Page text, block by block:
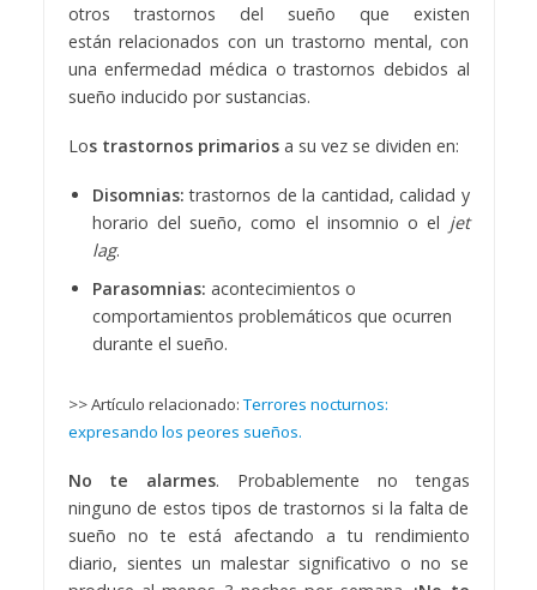
otros trastornos del sueño que existen
están relacionados con un trastorno mental, con
una enfermedad médica o trastornos debidos al
sueño inducido por sustancias.
Los trastornos primariosa su vez se dividen en:
Disomnias: trastornos de la cantidad, calidad y
horario del sueño, como el insomnio o el jet
lag.
Parasomnias: acontecimientos o
comportamientos problemáticos que ocurren
durante el sueño.
>> Artículo relacionado:Terrores nocturnos:
expresando los peores sueños.
No te alarmes. Probablemente no tengas
ninguno de estos tipos de trastornos si la falta de
sueño no te está afectando a tu rendimiento
diario, sientes un malestar significativo o no se